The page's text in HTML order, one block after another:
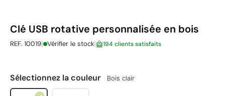
Clé USB rotative personnalisée en bois
REF. 10019| Vérifier le stock| 194 clients satisfaits
Sélectionnez la couleur Bois clair